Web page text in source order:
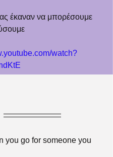
έκαναν να μπορέσουμε
watch?
you go for someone you